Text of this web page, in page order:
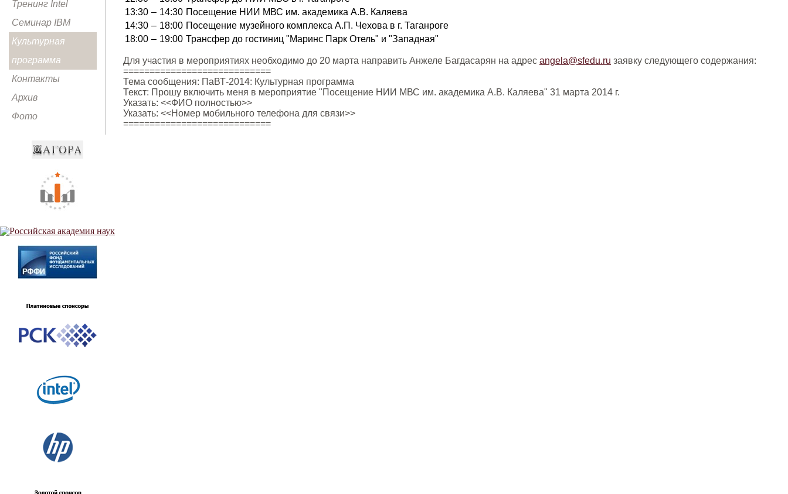
Тренинг Intel
Семинар IBM
Культурная
программа
Контакты
Архив
Фото
13:30 – 14:30 Посещение НИИ МВС им. академика А.В. Каляева
14:30 – 18:00 Посещение музейного комплекса А.П. Чехова в г. Таганроге
18:00 – 19:00 Трансфер до гостиниц "Маринс Парк Отель" и "Западная"
Для участия в мероприятиях необходимо до 20 марта направить Анжеле Багдасарян на адрес angela@sfedu.ru заявку следующего содержания:
============================
Тема сообщения: ПаВТ-2014: Культурная программа
Текст: Прошу включить меня в мероприятие "Посещение НИИ МВС им. академика А.В. Каляева" 31 марта 2014 г.
Указать: <<ФИО полностью>>
Указать: <<Номер мобильного телефона для связи>>
============================